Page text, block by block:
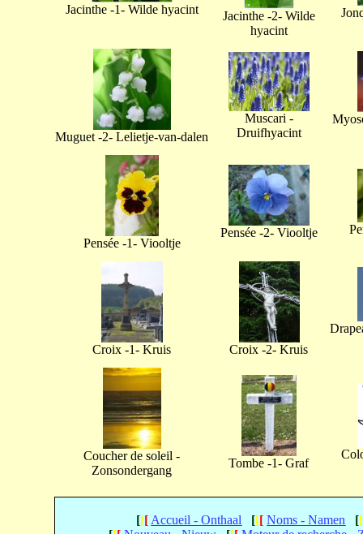
Jacinthe -1- Wilde hyacint
Jacinthe -2- Wilde
hyacint
Muguet -2- Lelietje-van-dalen
Muscari -
Druifhyacint
Pensée -1- Viooltje
Pensée -2- Viooltje
Croix -1- Kruis Croix -2- Kruis
Coucher de soleil -
Zonsondergang
Tombe -1- Graf
[[[ Accueil - Onthaal [[[ Noms - Namen [[